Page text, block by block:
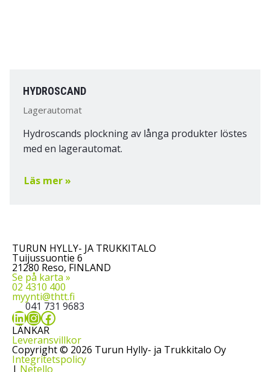
HYDROSCAND
Lagerautomat
Hydroscands plockning av långa produkter löstes
med en lagerautomat.
Läs mer »
TURUN HYLLY- JA TRUKKITALO
Tuijussuontie 6
21280 Reso, FINLAND
Se på karta »
02 4310 400
myynti@thtt.fi
041 731 9683
LinkedIn
Instagram
Facebook
LÄNKAR
Leveransvillkor
Copyright © 2026 Turun Hylly- ja Trukkitalo Oy
Integritetspolicy
| Netello